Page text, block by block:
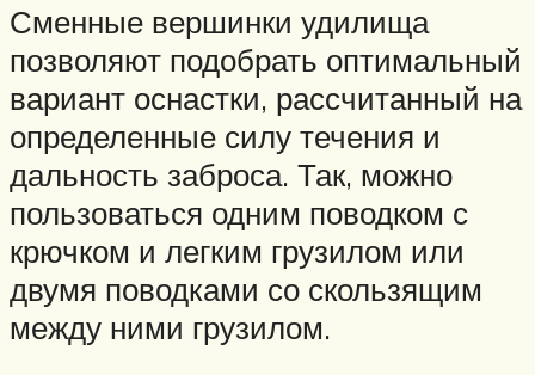
Сменные вершинки удилища
позволяют подобрать оптимальный
вариант оснастки, рассчитанный на
определенные силу течения и
дальность заброса. Так, можно
пользоваться одним поводком с
крючком и легким грузилом или
двумя поводками со скользящим
между ними грузилом.